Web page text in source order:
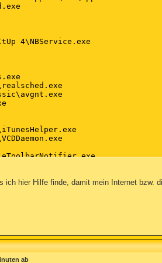
4\NBService.exe
= h**p://
Page = h**p://
Page = h**p://
hier Hilfe finde, damit mein Internet bzw.
ab